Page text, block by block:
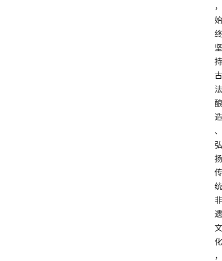
，
始
终
坚
持
古
法
酿
造
、
弘
扬
传
统
非
遗
文
化
，